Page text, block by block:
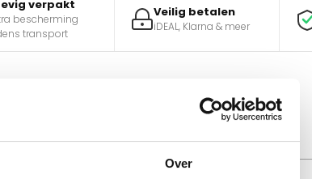
Over
verpakt
bescherming
transport
Veilig betalen
iDEAL, Klarna & meer
bij het maken van de juiste keuze?
Wanneer bezorgt de